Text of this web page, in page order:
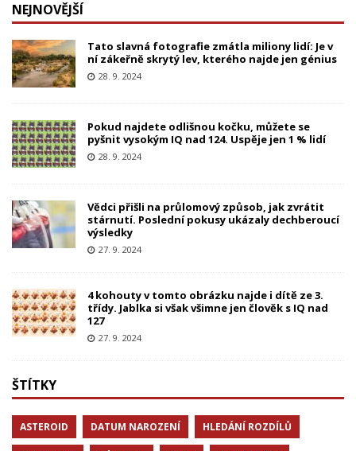
NEJNOVĚJŠÍ
Tato slavná fotografie zmátla miliony lidí: Je v
ní zákeřně skrytý lev, kterého najde jen génius
28. 9. 2024
Pokud najdete odlišnou kočku, můžete se
pyšnit vysokým IQ nad 124. Uspěje jen 1 % lidí
28. 9. 2024
Vědci přišli na průlomový způsob, jak zvrátit
stárnutí. Poslední pokusy ukázaly dechberoucí
výsledky
27. 9. 2024
4 kohouty v tomto obrázku najde i dítě ze 3.
třídy. Jablka si však všimne jen člověk s IQ nad
127
27. 9. 2024
ŠTÍTKY
ASTEROID DATUM NAROZENÍ HLEDÁNÍ ROZDÍLŮ